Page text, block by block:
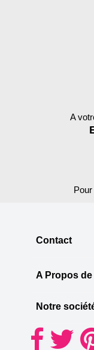
A
Contact
A Propos
Notre